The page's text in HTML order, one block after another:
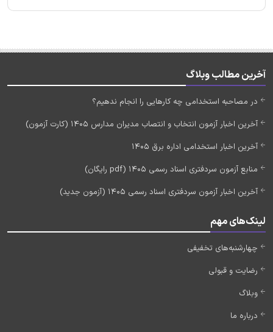
آخرین مطالب وبلاگ
در مصاحبه استخدامی چه کارهایی را انجام ندهیم؟
آخرین اخبار آزمون انتخاب و انتصاب مدیران مدارس 1405 (کارت آزمون)
آخرین اخبار استخدامی اداره برق 1405
منابع آزمون سردفتری اسناد رسمی 1405 (pdf رایگان)
آخرین اخبار آزمون سردفتری اسناد رسمی 1405 (آزمون جدید)
لینک‌های مهم
چهارشنبه‌های تخفیفی
رضایت و قبولی
وبلاگ
درباره ما